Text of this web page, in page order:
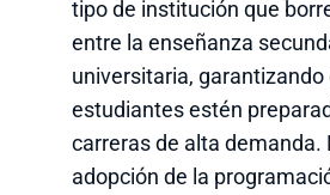
tipo de institución que
entre la enseñanza
universitaria, garantizando
estudiantes estén
carreras de alta demanda.
adopción de la